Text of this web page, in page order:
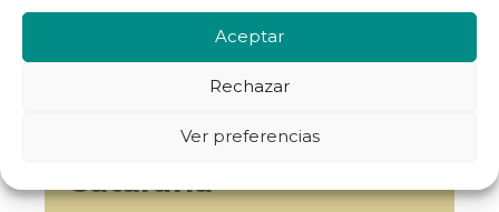
Aceptar
Rechazar
Ver preferencias
Cataluña